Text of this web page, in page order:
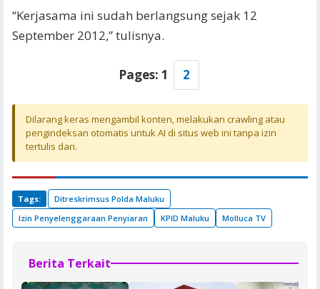
“Kerjasama ini sudah berlangsung sejak 12
September 2012,” tulisnya.
Pages: 1 2
Dilarang keras mengambil konten, melakukan crawling atau
pengindeksan otomatis untuk AI di situs web ini tanpa izin
tertulis dari.
Tags:
Ditreskrimsus Polda Maluku
Izin Penyelenggaraan Penyiaran
KPID Maluku Molluca TV
Berita Terkait